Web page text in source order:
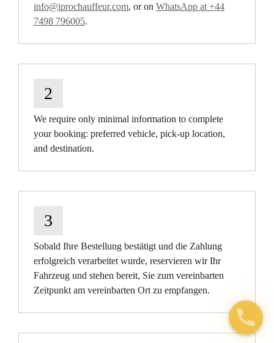
info@iprochauffeur.com, or on WhatsApp at +44
7498 796005.
2
We require only minimal information to complete
your booking: preferred vehicle, pick-up location,
and destination.
3
Sobald Ihre Bestellung bestätigt und die Zahlung
erfolgreich verarbeitet wurde, reservieren wir Ihr
Fahrzeug und stehen bereit, Sie zum vereinbarten
Zeitpunkt am vereinbarten Ort zu empfangen.
Open